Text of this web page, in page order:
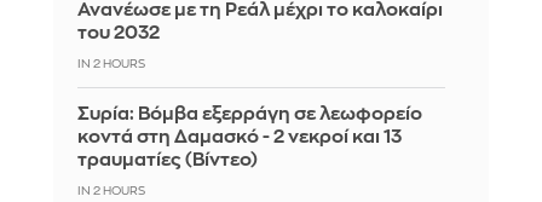
Ανανέωσε με τη Ρεάλ μέχρι το καλοκαίρι
του 2032
IN 2 HOURS
Συρία: Βόμβα εξερράγη σε λεωφορείο
κοντά στη Δαμασκό - 2 νεκροί και 13
τραυματίες (Βίντεο)
IN 2 HOURS